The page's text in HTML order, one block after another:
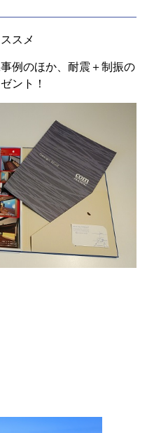
スメ
例のほか、耐震＋制振の
ント！